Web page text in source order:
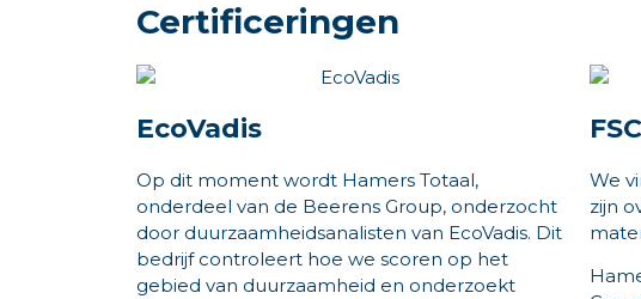
Certificeringen
EcoVadis
Op dit moment wordt Hamers Totaal,
onderdeel van de Beerens Group, onderzocht
door duurzaamheidsanalisten van EcoVadis. Dit
bedrijf controleert hoe we scoren op het
gebied van duurzaamheid en onderzoekt
We
zijn